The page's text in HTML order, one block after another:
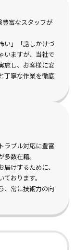
豊富なスタッフが
い」「話しかけづ
いますが、当社で
施し、お客様に安
丁寧な作業を徹底
ラブル対応に豊富
数在籍。
けするために、
おります。
、常に技術力の向